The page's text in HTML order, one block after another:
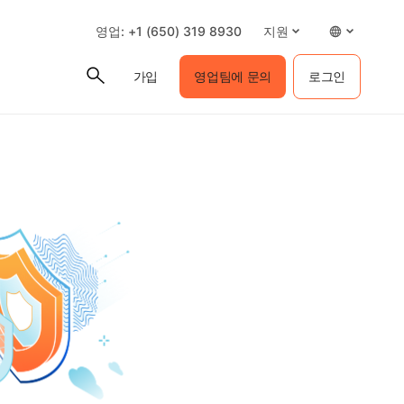
영업: +1 (650) 319 8930 지원
가입 영업팀에 문의 로그인